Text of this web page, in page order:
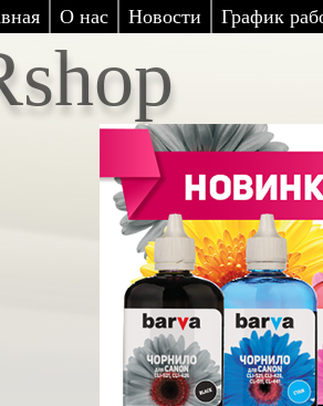
О нас Новости График